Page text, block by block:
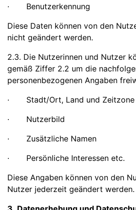
· Benutzerkennung
Diese Daten können von den
nicht geändert werden.
2.3. Die Nutzerinnen und Nutzer
gemäß Ziffer 2.2 um die
personenbezogenen Angaben
· Stadt/Ort, Land und Zeitzone
· Nutzerbild
· Zusätzliche Namen
· Persönliche Interessen etc.
Diese Angaben können von den
Nutzer jederzeit geändert werden.